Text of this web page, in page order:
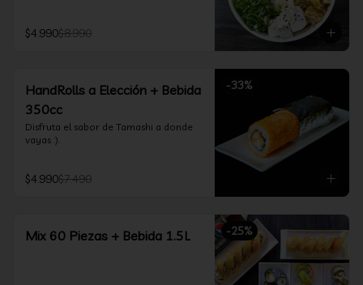
$4.990$8.990
-33%
HandRolls a Elección + Bebida
350cc
Disfruta el sabor de Tamashi a donde
vayas :).
$4.990$7.490
-25%
Mix 60 Piezas + Bebida 1.5L